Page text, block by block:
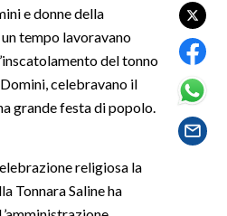
e donne della
tempo lavoravano
del tonno
celebravano il
grande festa di popolo.
religiosa la
Tonnara Saline ha